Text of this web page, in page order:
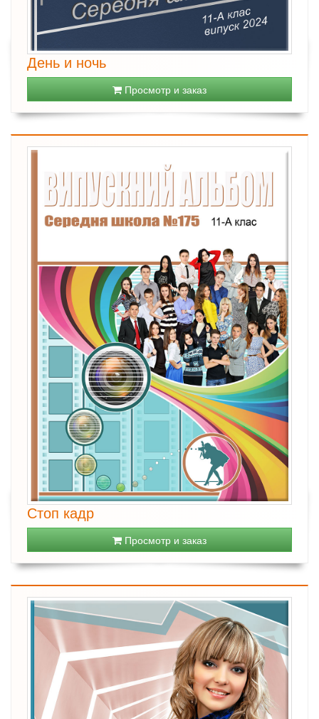
День и ночь
Просмотр и заказ
Стоп кадр
Просмотр и заказ